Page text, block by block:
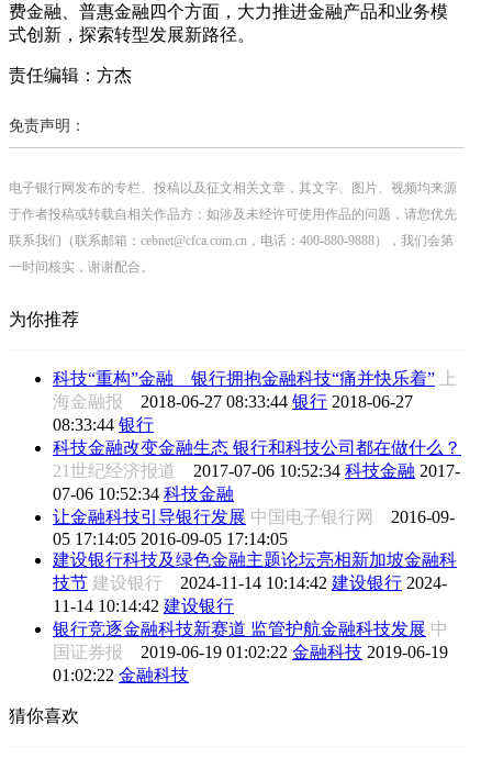
费金融、普惠金融四个方面，大力推进金融产品和业务模
式创新，探索转型发展新路径。
责任编辑：方杰
免责声明：
电子银行网发布的专栏、投稿以及征文相关文章，其文字、图片、视频均来源
于作者投稿或转载自相关作品方；如涉及未经许可使用作品的问题，请您优先
联系我们（联系邮箱：cebnet@cfca.com.cn，电话：400-880-9888），我们会第
一时间核实，谢谢配合。
为你推荐
科技“重构”金融 银行拥抱金融科技“痛并快乐着”
上
海金融报 2018-06-27 08:33:44 银行 2018-06-27
08:33:44 银行
科技金融改变金融生态 银行和科技公司都在做什么？
21世纪经济报道 2017-07-06 10:52:34 科技金融 2017-
07-06 10:52:34 科技金融
让金融科技引导银行发展 中国电子银行网 2016-09-
05 17:14:05 2016-09-05 17:14:05
建设银行科技及绿色金融主题论坛亮相新加坡金融科
技节 建设银行 2024-11-14 10:14:42 建设银行 2024-
11-14 10:14:42 建设银行
银行竞逐金融科技新赛道 监管护航金融科技发展 中
国证券报 2019-06-19 01:02:22 金融科技 2019-06-19
01:02:22 金融科技
猜你喜欢